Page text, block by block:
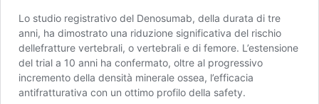
Lo studio registrativo del Denosumab, della durata di tre
anni, ha dimostrato una riduzione significativa del rischio
dellefratture vertebrali, o vertebrali e di femore. L’estensione
del trial a 10 anni ha confermato, oltre al progressivo
incremento della densità minerale ossea, l’efficacia
antifratturativa con un ottimo profilo della safety.